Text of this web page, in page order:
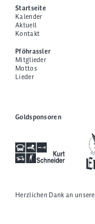
Startseite
Kalender
Aktuell
Kontakt
Pföhrassler
Mitglieder
Mottos
Lieder
Goldsponsoren
Herzlichen Dank an